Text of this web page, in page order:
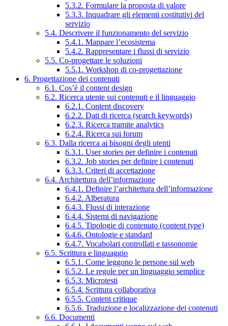
5.3.2. Formulare la proposta di valore
5.3.3. Inquadrare gli elementi costitutivi del
servizio
5.4. Descrivere il funzionamento del servizio
5.4.1. Mappare l’ecosistema
5.4.2. Rappresentare i flussi di servizio
5.5. Co-progettare le soluzioni
5.5.1. Workshop di co-progettazione
6. Progettazione dei contenuti
6.1. Cos’è il content design
6.2. Ricerca utente sui contenuti e il linguaggio
6.2.1. Content discovery
6.2.2. Dati di ricerca (search keywords)
6.2.3. Ricerca tramite analytics
6.2.4. Ricerca sui forum
6.3. Dalla ricerca ai bisogni degli utenti
6.3.1. User stories per definire i contenuti
6.3.2. Job stories per definire i contenuti
6.3.3. Criteri di accettazione
6.4. Architettura dell’informazione
6.4.1. Definire l’architettura dell’informazione
6.4.2. Alberatura
6.4.3. Flussi di interazione
6.4.4. Sistemi di navigazione
6.4.5. Tipologie di contenuto (content type)
6.4.6. Ontologie e standard
6.4.7. Vocabolari controllati e tassonomie
6.5. Scrittura e linguaggio
6.5.1. Come leggono le persone sul web
6.5.2. Le regole per un linguaggio semplice
6.5.3. Microtesti
6.5.4. Scrittura collaborativa
6.5.5. Content critique
6.5.6. Traduzione e localizzazione dei contenuti
6.6. Documenti